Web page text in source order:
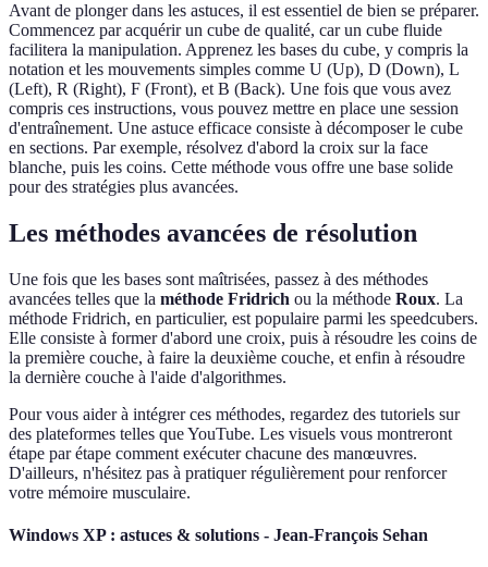
Avant de plonger dans les astuces, il est essentiel de bien se préparer.
Commencez par acquérir un cube de qualité, car un cube fluide
facilitera la manipulation. Apprenez les bases du cube, y compris la
notation et les mouvements simples comme U (Up), D (Down), L
(Left), R (Right), F (Front), et B (Back). Une fois que vous avez
compris ces instructions, vous pouvez mettre en place une session
d'entraînement. Une astuce efficace consiste à décomposer le cube
en sections. Par exemple, résolvez d'abord la croix sur la face
blanche, puis les coins. Cette méthode vous offre une base solide
pour des stratégies plus avancées.
Les méthodes avancées de résolution
Une fois que les bases sont maîtrisées, passez à des méthodes
avancées telles que la méthode Fridrich ou la méthode Roux. La
méthode Fridrich, en particulier, est populaire parmi les speedcubers.
Elle consiste à former d'abord une croix, puis à résoudre les coins de
la première couche, à faire la deuxième couche, et enfin à résoudre
la dernière couche à l'aide d'algorithmes.
Pour vous aider à intégrer ces méthodes, regardez des tutoriels sur
des plateformes telles que YouTube. Les visuels vous montreront
étape par étape comment exécuter chacune des manœuvres.
D'ailleurs, n'hésitez pas à pratiquer régulièrement pour renforcer
votre mémoire musculaire.
Windows XP : astuces & solutions - Jean-François Sehan